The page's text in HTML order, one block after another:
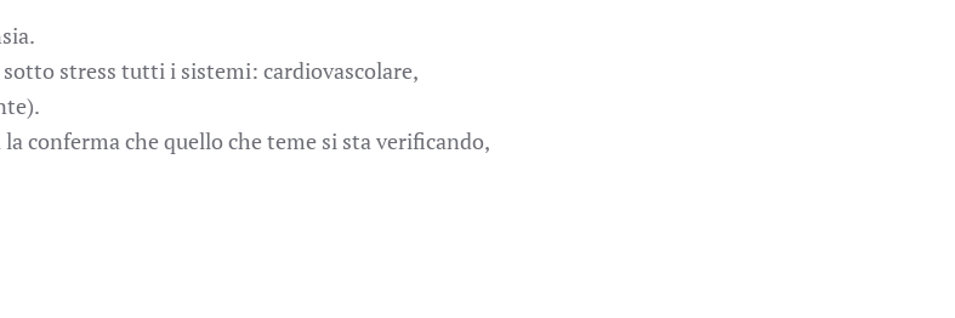
sotto stress tutti i sistemi: cardiovascolare,
conferma che quello che teme si sta verificando,